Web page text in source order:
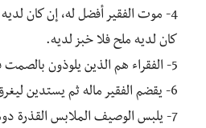
4- موت الفقير أفضل له، إن كان
كان لديه ملح فلا خبز لديه.
5- الفقراء هم الذين يلوذون بالصمت في سومر.
6- يقضم الفقير ماله ثم يستدين ليغرق في الهمّ.
7- يلبس الوصيف الملابس القذرة دومًا.